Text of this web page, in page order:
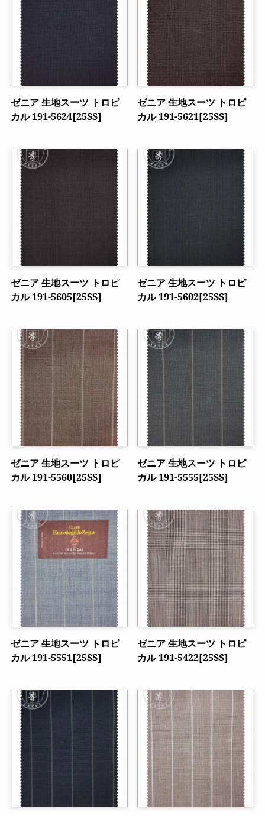
ゼニア 生地スーツ トロピ
カル 191-5624[25SS]
ゼニア 生地スーツ トロピ
カル 191-5621[25SS]
ゼニア 生地スーツ トロピ
カル 191-5605[25SS]
ゼニア 生地スーツ トロピ
カル 191-5602[25SS]
ゼニア 生地スーツ トロピ
カル 191-5560[25SS]
ゼニア 生地スーツ トロピ
カル 191-5555[25SS]
ゼニア 生地スーツ トロピ
カル 191-5551[25SS]
ゼニア 生地スーツ トロピ
カル 191-5422[25SS]